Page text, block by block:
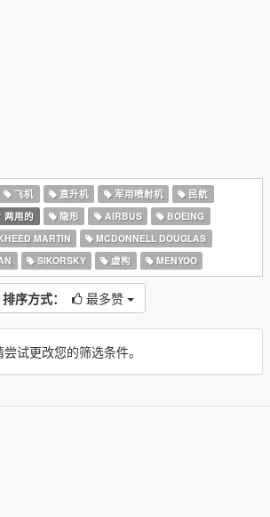
飞机 直升机 军用喷射机
民航
两用的 隐形 AIRBUS
BOEING
MARTIN
MCDONNELL DOUGLAS
SIKORSKY 虚构 MENYOO
排序方式： 最多赞
试更改您的筛选条件。